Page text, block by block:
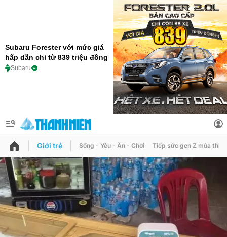
Subaru Forester với mức giá
hấp dẫn chỉ từ 839 triệu đồng
Subaru
QUẢNG CÁO
Chuyên mục
Thông tin tài khoản
Đổi mật khẩu
Tin đã lưu
Giới trẻ Sống - Yêu - Ăn - Chơi Tiếp sức gen Z mùa thi
Thế giới mạng